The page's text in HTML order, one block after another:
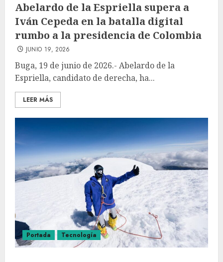
Abelardo de la Espriella supera a
Iván Cepeda en la batalla digital
rumbo a la presidencia de Colombia
JUNIO 19, 2026
Buga, 19 de junio de 2026.- Abelardo de la
Espriella, candidato de derecha, ha...
LEER MÁS
Portada Tecnología